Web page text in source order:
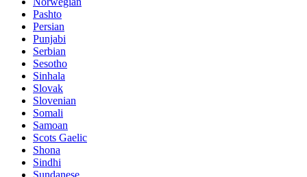
Pashto
Persian
Punjabi
Serbian
Sesotho
Sinhala
Slovak
Slovenian
Somali
Samoan
Scots Gaelic
Shona
Sindhi
Sundanese